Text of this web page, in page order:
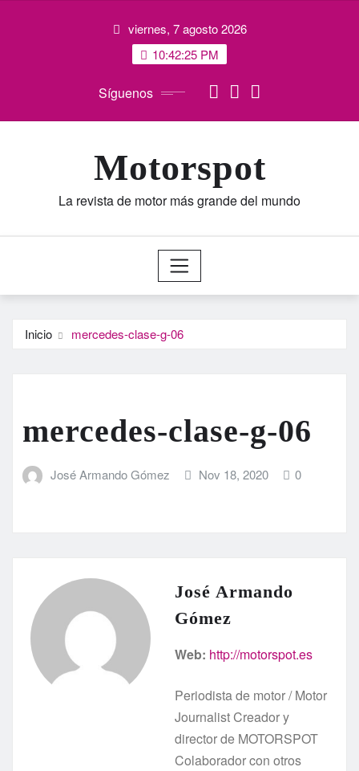
viernes, 7 agosto 2026
10:42:25 PM
Síguenos
Motorspot
La revista de motor más grande del mundo
Inicio mercedes-clase-g-06
mercedes-clase-g-06
José Armando Gómez Nov 18, 2020 0
José Armando
Gómez
Web: http://motorspot.es
Periodista de motor / Motor
Journalist Creador y
director de MOTORSPOT
Colaborador con otros